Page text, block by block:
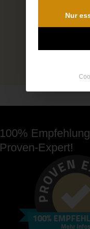
100%
Proven-Expert!
Nur